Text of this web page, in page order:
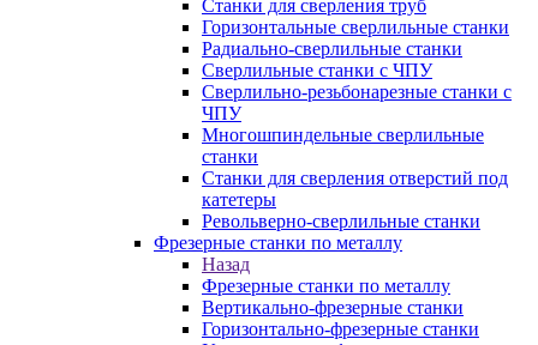
Станки для сверления труб
Горизонтальные сверлильные станки
Радиально-сверлильные станки
Сверлильные станки с ЧПУ
Сверлильно-резьбонарезные станки с
ЧПУ
Многошпиндельные сверлильные
станки
Станки для сверления отверстий под
катетеры
Револьверно-сверлильные станки
Фрезерные станки по металлу
Назад
Фрезерные станки по металлу
Вертикально-фрезерные станки
Горизонтально-фрезерные станки